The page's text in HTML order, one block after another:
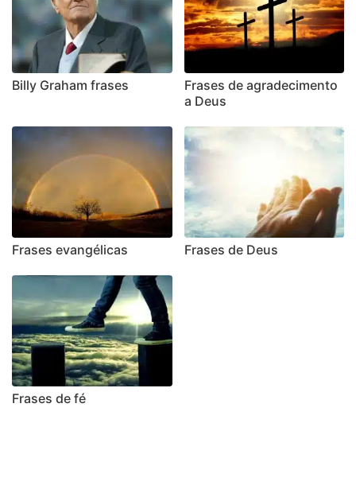
Billy Graham frases
Frases de agradecimento
a Deus
Frases evangélicas Frases de Deus
Frases de fé